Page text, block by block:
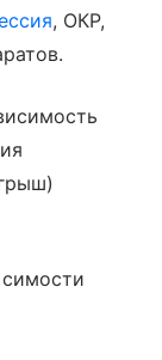
, ОКР,